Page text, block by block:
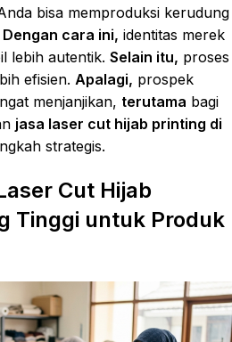
bisa memproduksi kerudung
Dengan cara ini, identitas merek
lebih autentik. Selain itu, proses
efisien. Apalagi, prospek
menjanjikan, terutama bagi
jasa laser cut hijab printing di
strategis.
Cut Hijab
Tinggi untuk Produk